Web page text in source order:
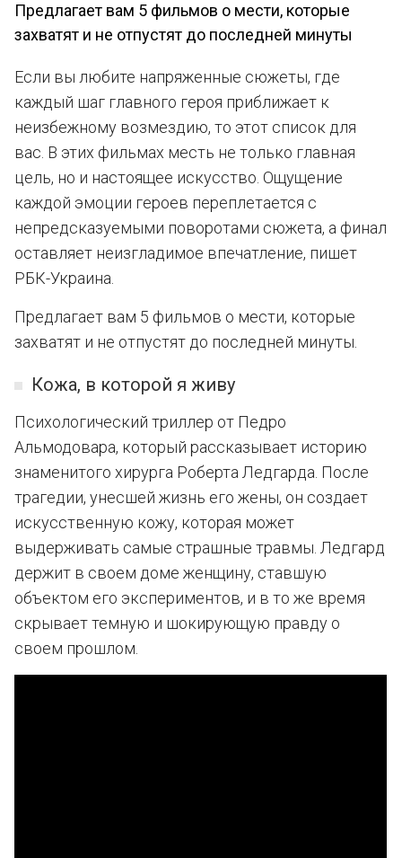
Предлагает вам 5 фильмов о мести, которые
захватят и не отпустят до последней минуты
Если вы любите напряженные сюжеты, где
каждый шаг главного героя приближает к
неизбежному возмездию, то этот список для
вас. В этих фильмах месть не только главная
цель, но и настоящее искусство. Ощущение
каждой эмоции героев переплетается с
непредсказуемыми поворотами сюжета, а финал
оставляет неизгладимое впечатление, пишет
РБК-Украина.
Предлагает вам 5 фильмов о мести, которые
захватят и не отпустят до последней минуты.
Кожа, в которой я живу
Психологический триллер от Педро
Альмодовара, который рассказывает историю
знаменитого хирурга Роберта Ледгарда. После
трагедии, унесшей жизнь его жены, он создает
искусственную кожу, которая может
выдерживать самые страшные травмы. Ледгард
держит в своем доме женщину, ставшую
объектом его экспериментов, и в то же время
скрывает темную и шокирующую правду о
своем прошлом.